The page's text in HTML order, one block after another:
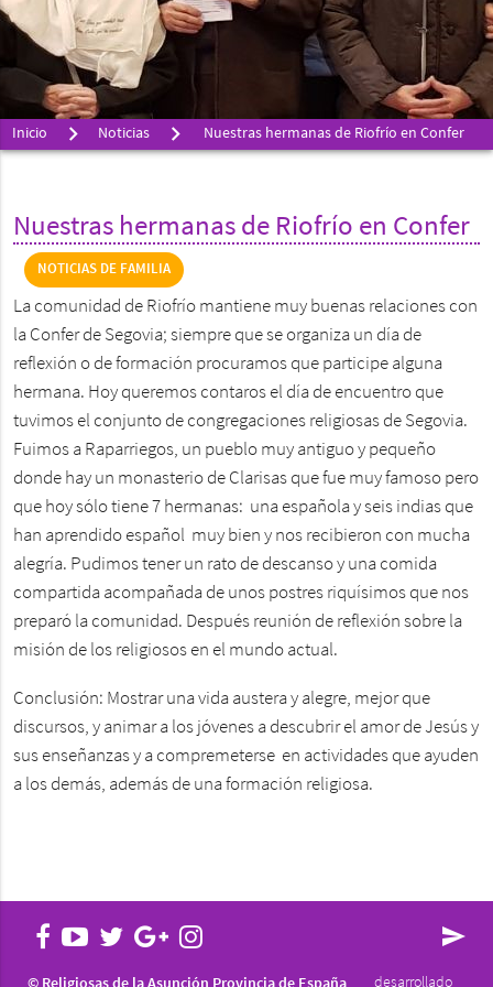
Inicio Noticias Nuestras hermanas de Riofrío en Confer
Nuestras hermanas de Riofrío en Confer
NOTICIAS DE FAMILIA
La comunidad de Riofrío mantiene muy buenas relaciones con
la Confer de Segovia; siempre que se organiza un día de
reflexión o de formación procuramos que participe alguna
hermana. Hoy queremos contaros el día de encuentro que
tuvimos el conjunto de congregaciones religiosas de Segovia.
Fuimos a Raparriegos, un pueblo muy antiguo y pequeño
donde hay un monasterio de Clarisas que fue muy famoso pero
que hoy sólo tiene 7 hermanas: una española y seis indias que
han aprendido español muy bien y nos recibieron con mucha
alegría. Pudimos tener un rato de descanso y una comida
compartida acompañada de unos postres riquísimos que nos
preparó la comunidad. Después reunión de reflexión sobre la
misión de los religiosos en el mundo actual.
Conclusión: Mostrar una vida austera y alegre, mejor que
discursos, y animar a los jóvenes a descubrir el amor de Jesús y
sus enseñanzas y a compremeterse en actividades que ayuden
a los demás, además de una formación religiosa.
send
desarrollado